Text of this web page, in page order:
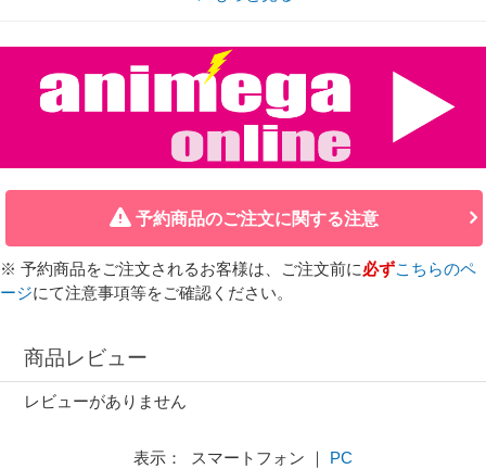
予約商品のご注文に関する注意
※ 予約商品をご注文されるお客様は、ご注文前に必ずこちらのペ
ージにて注意事項等をご確認ください。
商品レビュー
レビューがありません
表示： スマートフォン ｜ PC